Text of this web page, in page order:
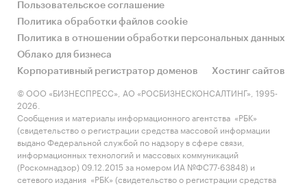
Пользовательское соглашение
Политика обработки файлов cookie
Политика в отношении обработки персональных данных
Облако для бизнеса
Корпоративный регистратор доменов
Хостинг сайтов
© ООО «БИЗНЕСПРЕСС», АО «РОСБИЗНЕСКОНСАЛТИНГ», 1995-
2026.
Сообщения и материалы информационного агентства «РБК»
(свидетельство о регистрации средства массовой информации
выдано Федеральной службой по надзору в сфере связи,
информационных технологий и массовых коммуникаций
(Роскомнадзор) 09.12.2015 за номером ИА №ФС77-63848) и
сетевого издания «РБК» (свидетельство о регистрации средства